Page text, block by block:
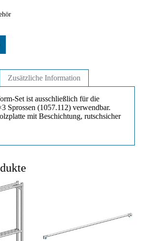
Zusätzliche Information
Set ist ausschließlich für die
Sprossen (1057.112) verwendbar.
mit Beschichtung, rutschsicher